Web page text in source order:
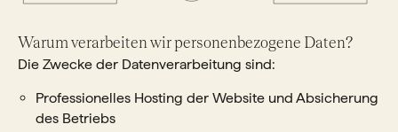
Warum verarbeiten wir personenbezogene Daten?
Die Zwecke der Datenverarbeitung sind:
Professionelles Hosting der Website und Absicherung
des Betriebs